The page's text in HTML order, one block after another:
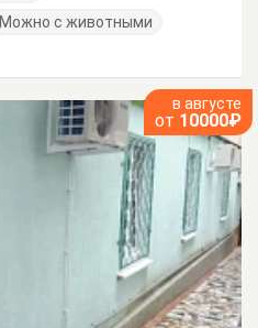
Можно с животными
в августе
от 10000₽